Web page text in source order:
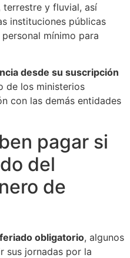
y fluvial, así
instituciones públicas
mínimo para
desde su suscripción
de los ministerios
con las demás entidades
pagar si
del
de
obligatorio, algunos
sus jornadas por la